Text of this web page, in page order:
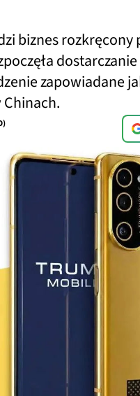
biznes
zapowiadane